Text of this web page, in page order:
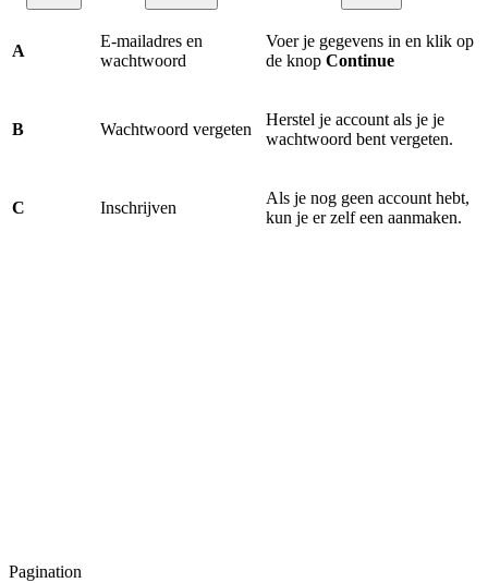
A
E-mailadres en
wachtwoord
Voer je gegevens in en klik op
de knop Continue
B Wachtwoord vergeten
Herstel je account als je je
wachtwoord bent vergeten.
C Inschrijven
Als je nog geen account hebt,
kun je er zelf een aanmaken.
Pagination